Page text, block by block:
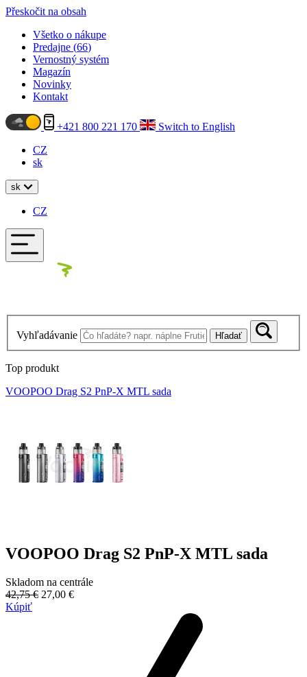
Přeskočit na obsah
Všetko o nákupe
Predajne (66)
Vernostný systém
Magazín
Novinky
Kontakt
+421 800 221 170
Switch to English
CZ
sk
sk
CZ
Vyhľadávanie Hľadať
Top produkt
VOOPOO Drag S2 PnP-X MTL sada
VOOPOO Drag S2 PnP-X MTL sada
Skladom na centrále
42,75 € 27,00 €
Kúpiť